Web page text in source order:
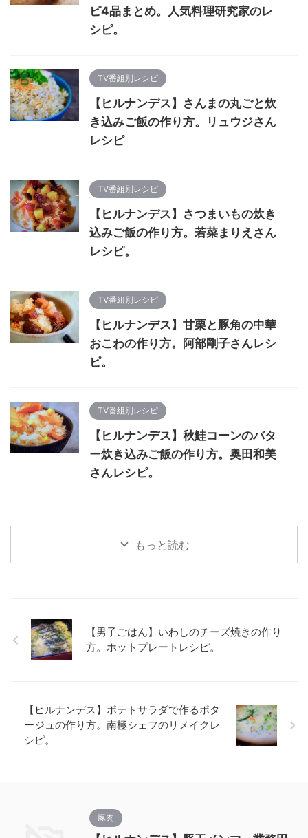
ピ4品まとめ。人気料理研究家のレ
シピ。
TV番組別レシピ
【ヒルナンデス】さんまの丸ごと炊
き込みご飯の作り方。リュウジさん
レシピ
TV番組別レシピ
【ヒルナンデス】さつまいもの炊き
込みご飯の作り方。若菜まりえさん
レシピ。
TV番組別レシピ
【ヒルナンデス】甘栗と豚角の中華
おこわの作り方。阿部剛子さんレシ
ピ。
TV番組別レシピ
【ヒルナンデス】秋鮭コーンのバタ
ー炊き込みご飯の作り方。奥田和美
さんレシピ。
もっと読む
【男子ごはん】いわしのチーズ焼きの作り
方。ホットプレートレシピ。
【ヒルナンデス】ポテトサラダで作るポタ
ージュの作り方。南極シェフのリメイクレ
シピ。
豚肉